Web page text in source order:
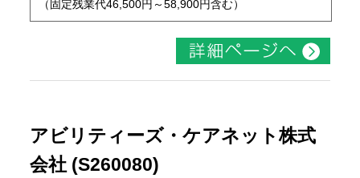
（固定残業代46,500円～58,900円含む）
アビリティーズ・ケアネット株式
会社 (S260080)